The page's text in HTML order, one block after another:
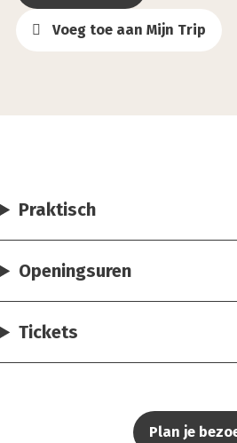
Voeg toe aan Mijn Trip
Praktisch
Openingsuren
Tickets
Plan je